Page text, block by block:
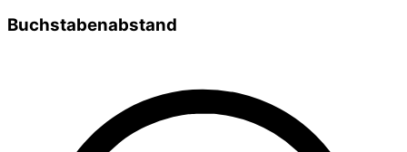
Buchstabenabstand